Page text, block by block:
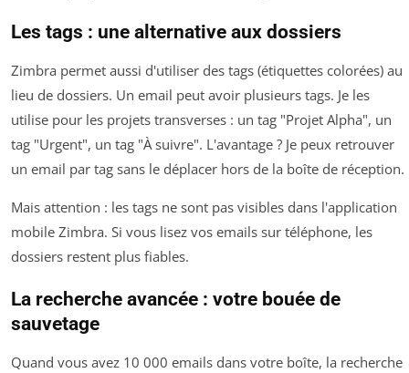
Les tags : une alternative aux dossiers
Zimbra permet aussi d'utiliser des tags (étiquettes colorées) au
lieu de dossiers. Un email peut avoir plusieurs tags. Je les
utilise pour les projets transverses : un tag "Projet Alpha", un
tag "Urgent", un tag "À suivre". L'avantage ? Je peux retrouver
un email par tag sans le déplacer hors de la boîte de réception.
Mais attention : les tags ne sont pas visibles dans l'application
mobile Zimbra. Si vous lisez vos emails sur téléphone, les
dossiers restent plus fiables.
La recherche avancée : votre bouée de
sauvetage
Quand vous avez 10 000 emails dans votre boîte, la recherche